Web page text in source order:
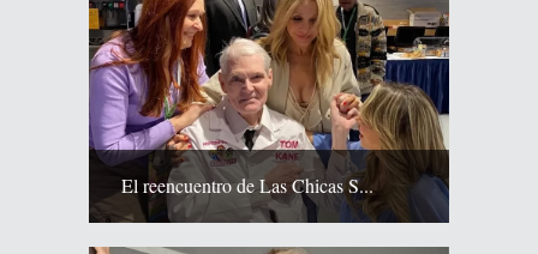
El reencuentro de Las Chicas S...